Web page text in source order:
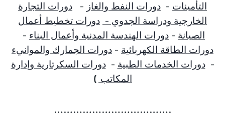
التأمينات- دورات النفط والغاز -
دورات التجارة
الخارجية ودراسة الجدوي - دورات تخطيط أعمال
الصيانة- دورات الهندسة المدنية وأعمال البناء-
دورات الطاقة الكهربائية- دورات الجمارك والموانيء
-
دورات الخدمات الطبية-
دورات السكرتارية وإدارة
المكاتب )
……………………………….